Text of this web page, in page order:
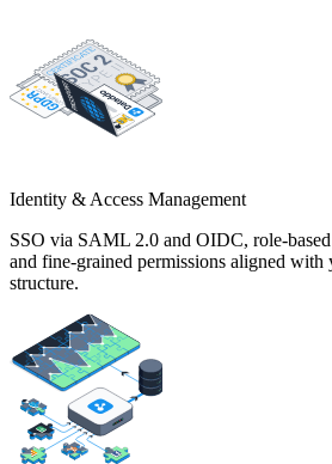
Identity & Access Management
SSO via SAML 2.0 and OIDC, role-
and fine-grained permissions aligned with
structure.